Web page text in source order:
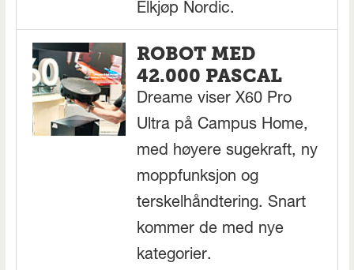
Elkjøp Nordic.
ROBOT MED
42.000 PASCAL
Dreame viser X60 Pro
Ultra på Campus Home,
med høyere sugekraft, ny
moppfunksjon og
terskelhåndtering. Snart
kommer de med nye
kategorier.